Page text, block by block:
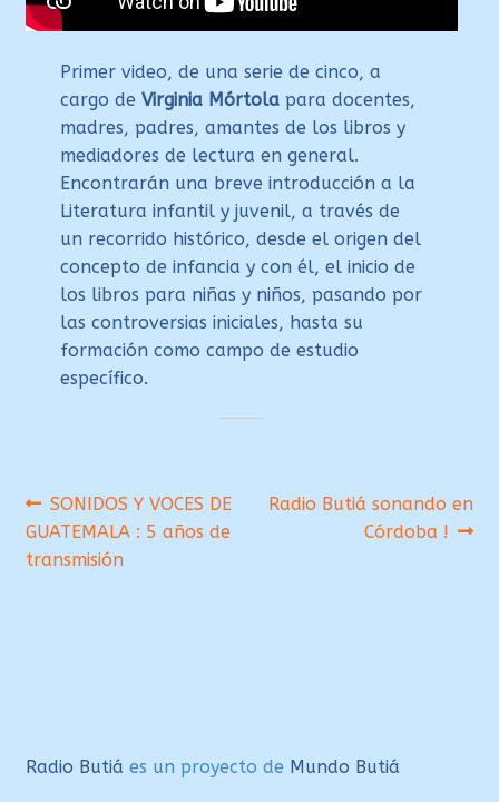
Primer video, de una serie de cinco, a
cargo de Virginia Mórtolapara docentes,
madres, padres, amantes de los libros y
mediadores de lectura en general.
Encontrarán una breve introducción a la
Literatura infantil y juvenil, a través de
un recorrido histórico, desde el origen del
concepto de infancia y con él, el inicio de
los libros para niñas y niños, pasando por
las controversias iniciales, hasta su
formación como campo de estudio
específico.
Navegación
de
Anterior:
SONIDOS Y VOCES DE
GUATEMALA : 5 años de
transmisión
Siguiente:
Radio Butiá sonando en
Córdoba !
Radio Butiá es un proyecto de Mundo Butiá